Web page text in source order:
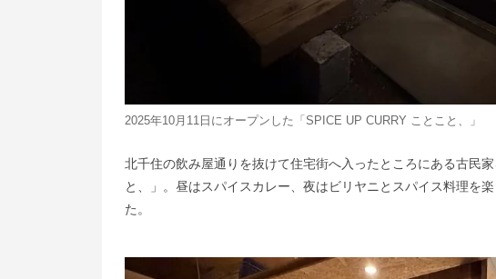
2025年10月11日にオープンした「SPICE UP CURRY ことこと、」
北千住の飲み屋通りを抜けて住宅街へ入ったところにある古民
と、」。昼はスパイスカレー、夜はビリヤニとスパイス料理を
た。